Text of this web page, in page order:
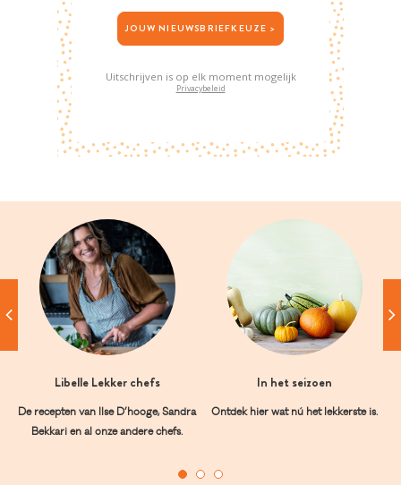
JOUW NIEUWSBRIEFKEUZE >
Uitschrijven is op elk moment mogelijk
Privacybeleid
Libelle Lekker chefs
De recepten van Ilse D’hooge, Sandra
Bekkari en al onze andere chefs.
In het seizoen
Ontdek hier wat nú het lekkerste is.